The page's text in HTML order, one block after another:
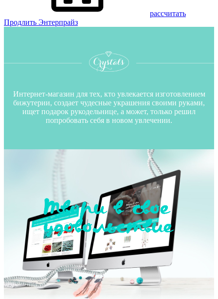
рассчитать
Продлить Энтерпрайз
Интернет-магазин для тех, кто увлекается изготовлением
бижутерии, создает чудесные украшения своими руками,
ищет подарок рукодельнице, а может, только решил
попробовать себя в новом увлечении.